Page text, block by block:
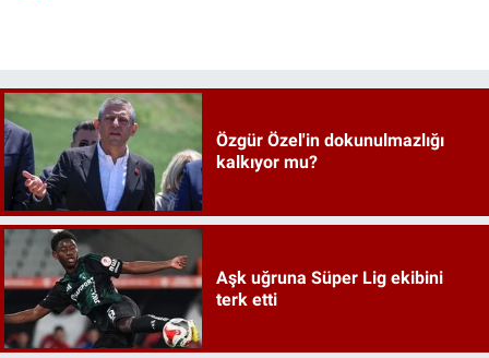
Özgür Özel'in dokunulmazlığı
kalkıyor mu?
Aşk uğruna Süper Lig ekibini
terk etti